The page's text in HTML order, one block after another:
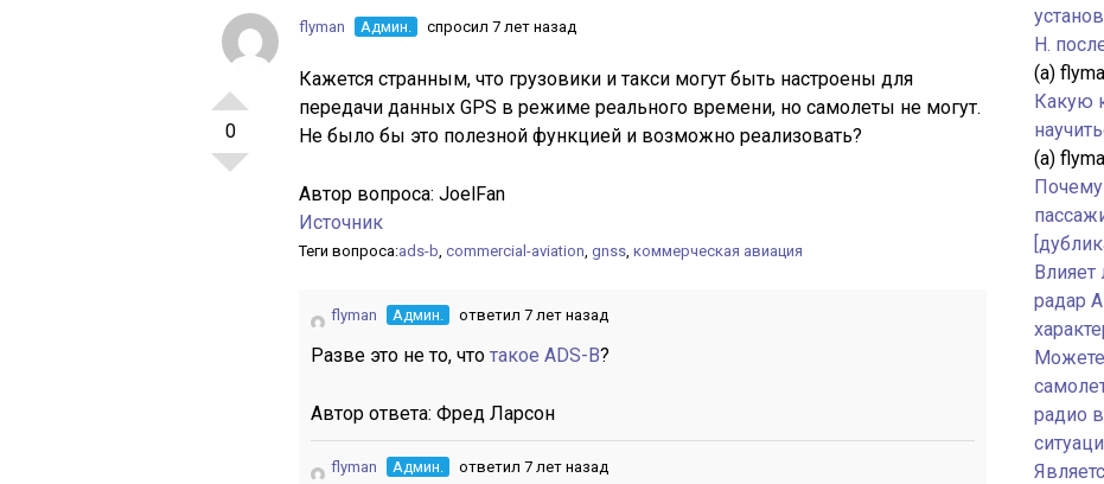
0
flyman Админ. спросил 7 лет назад
Кажется странным, что грузовики и такси могут быть настроены для
передачи данных GPS в режиме реального времени, но самолеты не могут.
Не было бы это полезной функцией и возможно реализовать?
Автор вопроса: JoelFan
Источник
Теги вопроса:ads-b, commercial-aviation, gnss, коммерческая авиация
flyman Админ. ответил 7 лет назад
Разве это не то, что такое ADS-B?
Автор ответа: Фред Ларсон
flyman Админ. ответил 7 лет назад
H.
(а)
Какую
(а)
радар
радио